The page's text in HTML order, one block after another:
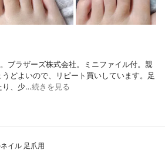
ブラザーズ株式会社。ミニファイル付。親
どよいので、リピート買いしています。足
り、少…続きを見る
イル 足爪用